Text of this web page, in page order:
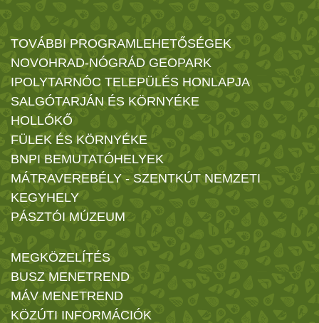
TOVÁBBI PROGRAMLEHETŐSÉGEK
NOVOHRAD-NÓGRÁD GEOPARK
IPOLYTARNÓC TELEPÜLÉS HONLAPJA
SALGÓTARJÁN ÉS KÖRNYÉKE
HOLLÓKŐ
FÜLEK ÉS KÖRNYÉKE
BNPI BEMUTATÓHELYEK
MÁTRAVEREBÉLY - SZENTKÚT NEMZETI
KEGYHELY
PÁSZTÓI MÚZEUM
MEGKÖZELÍTÉS
BUSZ MENETREND
MÁV MENETREND
KÖZÚTI INFORMÁCIÓK